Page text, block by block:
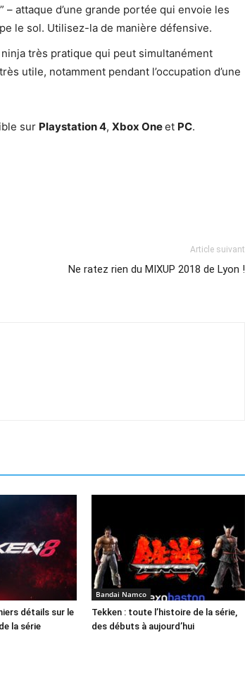
attaque d’une grande portée qui envoie les
le sol. Utilisez-la de manière défensive.
très pratique qui peut simultanément
utile, notamment pendant l’occupation d’une
sur Playstation 4, Xbox Oneet PC.
Article suivant
Ne ratez rien du MIXUP 2018 de Lyon !
détails sur le
la série
Bandai Namco
Tekken : toute l’histoire de la série,
des débuts à aujourd’hui